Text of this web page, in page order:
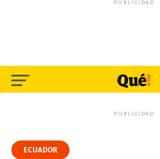
PUBLICIDAD
PUBLICIDAD
ECUADOR